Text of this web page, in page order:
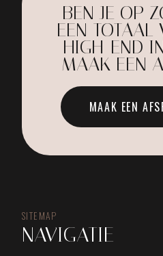
BEN JE OP
EEN TOTAAL
HIGH-END
MAAK EEN
MAAK EEN
SITEMAP
NAVIGATIE